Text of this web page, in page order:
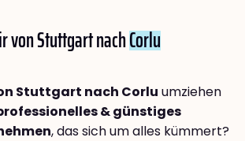
von Stuttgart nachCorlu
Stuttgart nach Corlu umziehen
& günstiges
, das sich um alles kümmert?